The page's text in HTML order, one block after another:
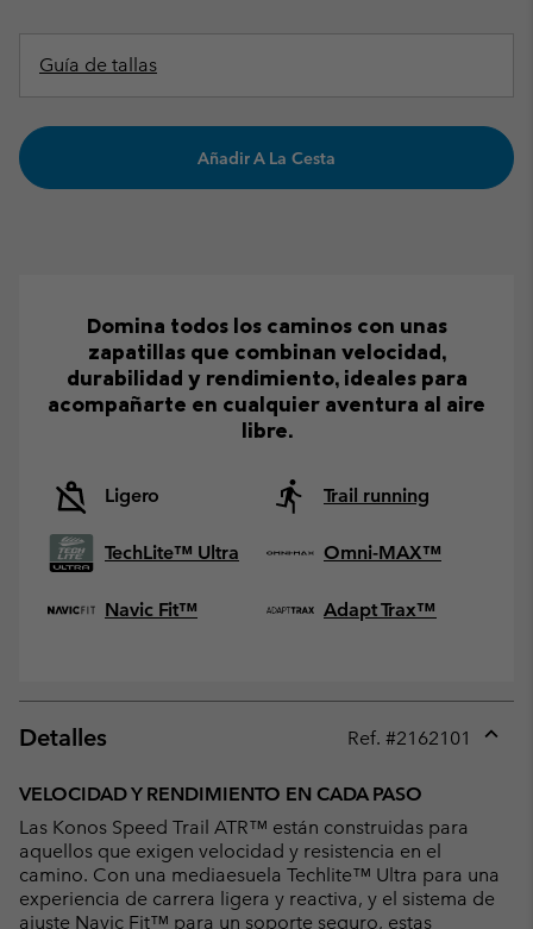
Guía de tallas
Añadir A La Cesta
Domina todos los caminos con unas
zapatillas que combinan velocidad,
durabilidad y rendimiento, ideales para
acompañarte en cualquier aventura al aire
libre.
Ligero Trail running
TechLite™ Ultra Omni-MAX™
Navic Fit™ Adapt Trax™
Detalles Ref. #2162101
VELOCIDAD Y RENDIMIENTO EN CADA PASO
Las Konos Speed Trail ATR™ están construidas para
aquellos que exigen velocidad y resistencia en el
camino. Con una mediaesuela Techlite™ Ultra para una
experiencia de carrera ligera y reactiva, y el sistema de
ajuste Navic Fit™ para un soporte seguro, estas